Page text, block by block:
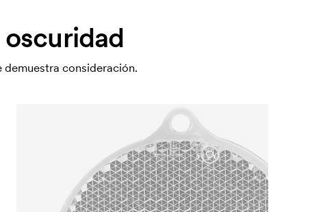
consideración.